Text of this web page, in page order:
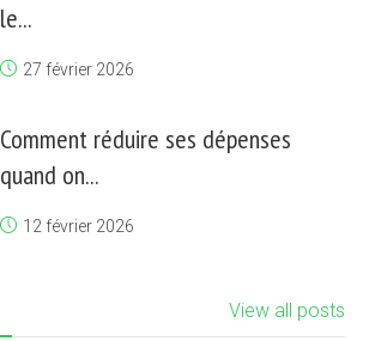
le...
27 février 2026
Comment réduire ses dépenses
quand on...
12 février 2026
View all posts